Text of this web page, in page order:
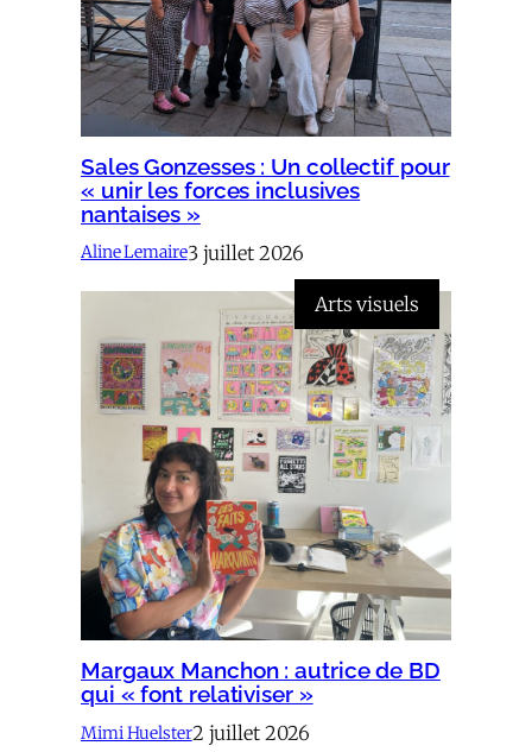
Sales Gonzesses : Un collectif pour
« unir les forces inclusives
nantaises »
Aline Lemaire3 juillet 2026
Arts visuels
Margaux Manchon : autrice de BD
qui « font relativiser »
Mimi Huelster2 juillet 2026